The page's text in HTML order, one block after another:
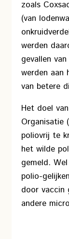
zoals
(van
werden
gevallen
werden aan
van betere
Het doel
Organisatie
poliovrij te
het wilde
gemeld.
polio-
door vaccin
andere